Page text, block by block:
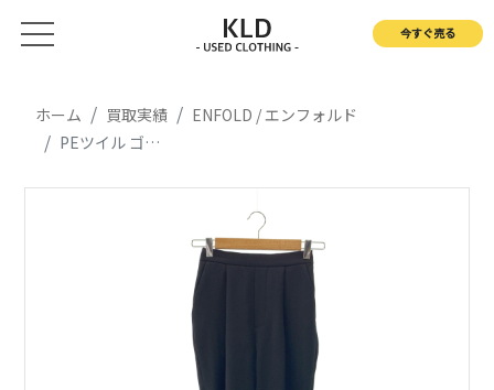
今すぐ売る
ホーム 買取実績
ENFOLD / エンフォルド
PEツイル ゴムジョッパーズパンツ